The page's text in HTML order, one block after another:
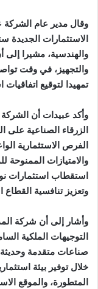
وقال مدير عام الشركة
الاستثمارات الجديدة
والهندسية، مشيرا إلى
والتجهيز، في وقت
تمهيدا لتوقيع
وأكد عبيدات أن
الزرقاء الصناعية على
الفرص الاستثمارية
والامتيازات الممنوحة
استقطاب استثمارات
وتعزيز تنافسية القطاع
وأشار إلى أن شركة
التوجيهات الملكية
صناعات متقدمة
خلال توفير بيئة
المتطورة، والموقع